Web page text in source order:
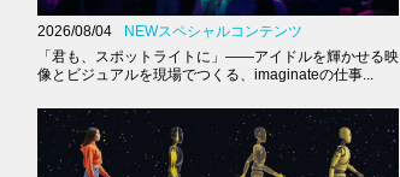
2026/08/04
NEWスペシャルコンテンツ
「君も、スポットライトに」――アイドルを輝かせる映
像とビジュアルを現場でつくる、imaginateの仕事...